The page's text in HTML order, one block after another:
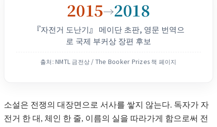
2015→2018
『자전거 도난기』 메이단 초판, 영문 번역으
로 국제 부커상 장편 후보
출처: NMTL 금전상 / The Booker Prizes 책 페이지
소설은 전쟁의 대장면으로 서사를 쌓지 않는다. 독자가 자
전거 한 대, 체인 한 줄, 이름의 실을 따라가게 함으로써 전